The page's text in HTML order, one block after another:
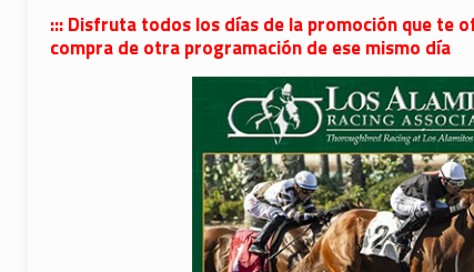
::: Disfruta todos los días de la promoción que te
compra de otra programación de ese mismo día